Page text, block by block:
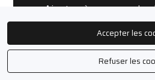
Ajoutez à vos
évènements et
évènements VIP !
Accepter les
Refuser les